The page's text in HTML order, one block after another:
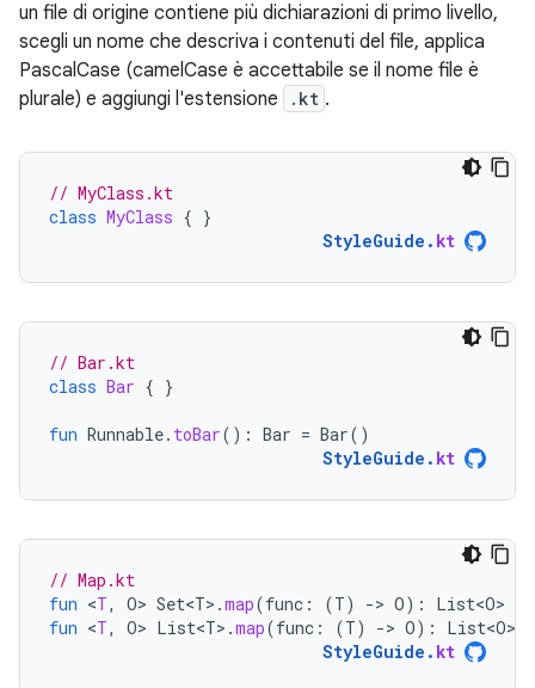
un file di origine contiene più dichiarazioni di primo livello,
scegli un nome che descriva i contenuti del file, applica
PascalCase (camelCase è accettabile se il nome file è
plurale) e aggiungi l'estensione
.kt .
// MyClass.kt
class MyClass { }
StyleGuide . kt
// Bar.kt
class Bar { }
fun Runnable. toBar(): Bar = Bar()
StyleGuide . kt
// Map.kt
fun <T, O> Set<T> .map(func : (T) -> O): List<O>
fun <T, O> List<T> .map(func : (T) -> O): List<O>
StyleGuide . kt